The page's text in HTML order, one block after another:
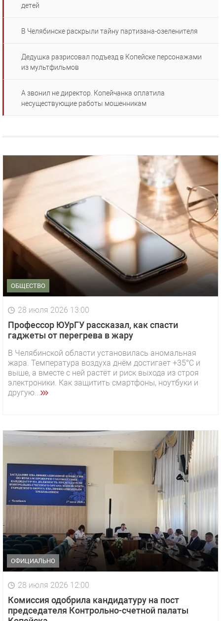
детей
В Челябинске раскрыли тайну партизана-озеленителя
Дедушка разрисовал подъезд в Копейске персонажами
из мультфильмов
А звонил не директор. Копейчанка оплатила
несуществующие работы мошенникам
ОБЩЕСТВО
28 июля 2026 13:00
Профессор ЮУрГУ рассказал, как спасти
гаджеты от перегрева в жару
В Челябинской области установилась аномальная
жара. Температура воздуха днём достигает +35°C и
выше, а вместе с ней растёт и риск выхода из строя
электроники. Как защитить смартфоны, ноутбуки и
другую...
ОФИЦИАЛЬНО
28 июля 2026 12:00
Комиссия одобрила кандидатуру на пост
председателя Контрольно-счетной палаты